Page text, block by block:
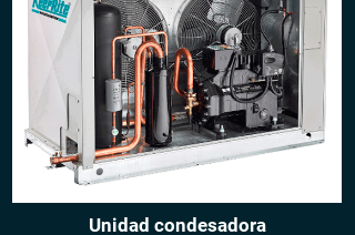
Unidad condesadora